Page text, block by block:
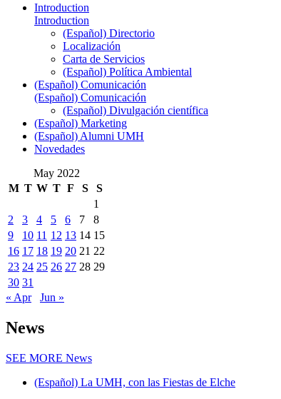
Introduction
Introduction
(Español) Directorio
Localización
Carta de Servicios
(Español) Política Ambiental
(Español) Comunicación
(Español) Comunicación
(Español) Divulgación científica
(Español) Marketing
(Español) Alumni UMH
Novedades
May 2022
M T W T F S
S
1
2
3 4 5 6 7
8
9
10 11 12 13 14 15
16 17 18 19 20 21 22
23 24 25 26 27 28 29
30 31
« Apr
Jun »
News
SEE MORE News
(Español) La UMH, con las Fiestas de Elche